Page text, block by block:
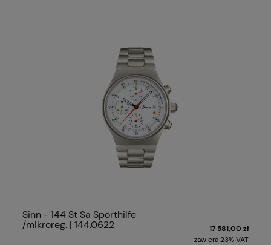
Sinn - 144 St Sa Sporthilfe
/mikroreg. | 144.0622
17 581,00 zł
zawiera 23% VAT